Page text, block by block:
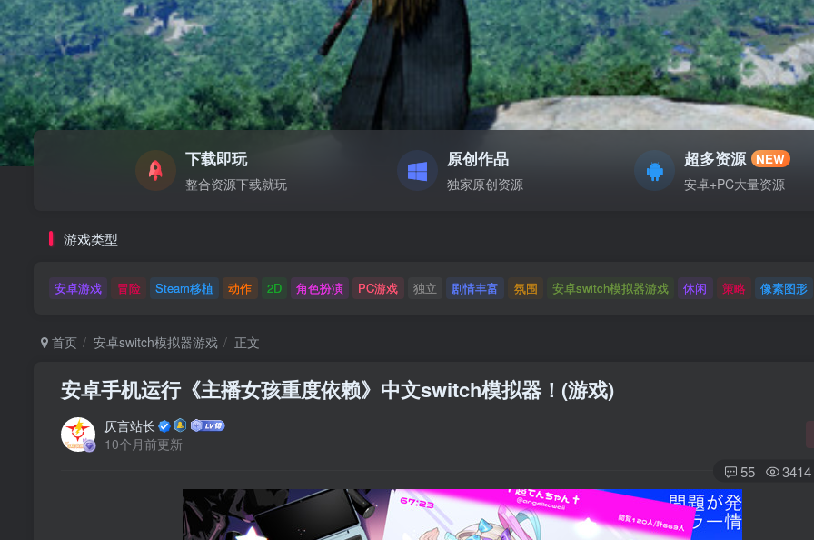
下载即玩
整合资源下载就玩
原创作品
独家原创资源
超多资源 NEW
安卓+PC大量资源
游戏类型
安卓游戏 冒险 Steam移植 动作 2D 角色扮演 PC游戏 独立 剧情丰富 氛围 安卓switch模拟器游戏 休闲 策略 像素图形
首页 安卓switch模拟器游戏 正文
安卓手机运行《主播女孩重度依赖》中文switch模拟器！(游戏)
仄言站长
10个月前更新
55 3414